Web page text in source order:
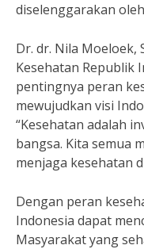
diselenggarakan
Dr. dr. Nila Moeloek,
Kesehatan Republik
pentingnya peran
mewujudkan visi
“Kesehatan adalah
bangsa. Kita semua
menjaga kesehatan
Dengan peran
Indonesia dapat
Masyarakat yang